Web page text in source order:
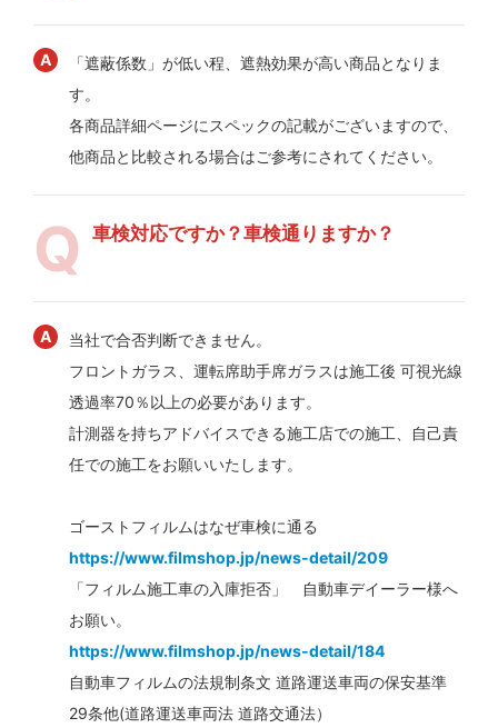
「遮蔽係数」が低い程、遮熱効果が高い商品となりま
す。
各商品詳細ページにスペックの記載がございますので、
他商品と比較される場合はご参考にされてください。
車検対応ですか？車検通りますか？
当社で合否判断できません。
フロントガラス、運転席助手席ガラスは施工後 可視光線
透過率70％以上の必要があります。
計測器を持ちアドバイスできる施工店での施工、自己責
任での施工をお願いいたします。
ゴーストフィルムはなぜ車検に通る
https://www.filmshop.jp/news-detail/209
「フィルム施工車の入庫拒否」 自動車デイーラー様へ
お願い。
https://www.filmshop.jp/news-detail/184
自動車フィルムの法規制条文 道路運送車両の保安基準
29条他(道路運送車両法 道路交通法）